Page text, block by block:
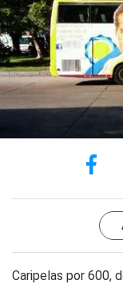
Caripelas por 600,